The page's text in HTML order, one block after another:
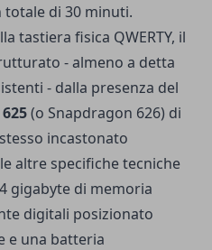
totale di 30 minuti.
tastiera fisica QWERTY, il
- almeno a detta
- dalla presenza del
(o Snapdragon 626) di
incastonato
altre specifiche tecniche
gigabyte di memoria
digitali posizionato
e una batteria